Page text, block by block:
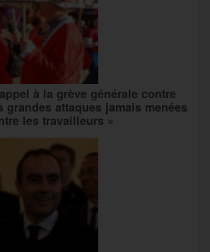
à la grève générale contre
grandes attaques jamais menées
les travailleurs »